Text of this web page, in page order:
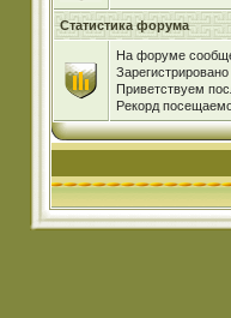
Статистика форума
На форуме
Приветствуем
Рекорд